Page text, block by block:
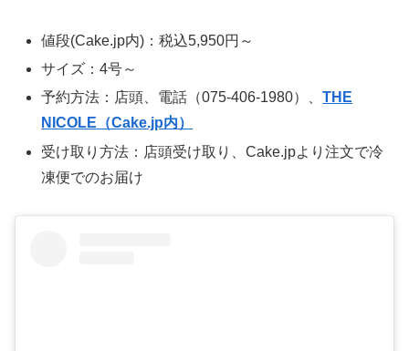
値段(Cake.jp内)：税込5,950円～
サイズ：4号～
予約方法：店頭、電話（075-406-1980）、THE
NICOLE（Cake.jp内）
受け取り方法：店頭受け取り、Cake.jpより注文で冷
凍便でのお届け